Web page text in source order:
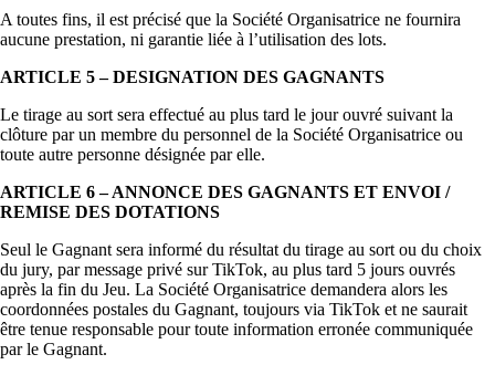
A toutes fins, il est précisé que la Société Organisatrice ne fournira
aucune prestation, ni garantie liée à l’utilisation des lots.
ARTICLE 5 – DESIGNATION DES GAGNANTS
Le tirage au sort sera effectué au plus tard le jour ouvré suivant la
clôture par un membre du personnel de la Société Organisatrice ou
toute autre personne désignée par elle.
ARTICLE 6 – ANNONCE DES GAGNANTS ET ENVOI /
REMISE DES DOTATIONS
Seul le Gagnant sera informé du résultat du tirage au sort ou du choix
du jury, par message privé sur TikTok, au plus tard 5 jours ouvrés
après la fin du Jeu. La Société Organisatrice demandera alors les
coordonnées postales du Gagnant, toujours via TikTok et ne saurait
être tenue responsable pour toute information erronée communiquée
par le Gagnant.